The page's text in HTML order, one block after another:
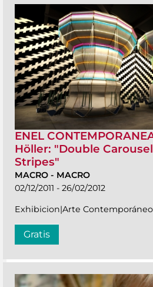
ENEL
Höller: "Double
Stripes"
MACRO - MACRO
02/12/2011 - 26/02/2012
Exhibicion|Arte Contemporáneo
Gratis